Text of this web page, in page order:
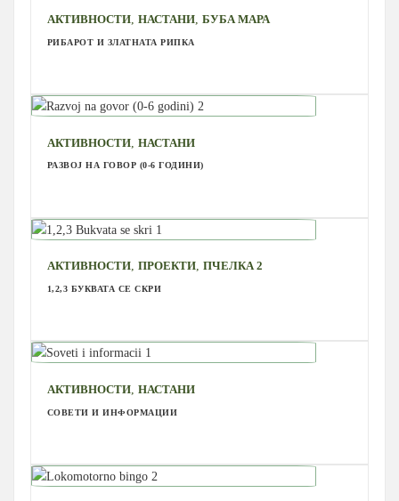
АКТИВНОСТИ, НАСТАНИ, БУБА МАРА
РИБАРОТ И ЗЛАТНАТА РИПКА
АКТИВНОСТИ, НАСТАНИ
РАЗВОЈ НА ГОВОР (0-6 ГОДИНИ)
АКТИВНОСТИ, ПРОЕКТИ, ПЧЕЛКА 2
1,2,3 БУКВАТА СЕ СКРИ
АКТИВНОСТИ, НАСТАНИ
СОВЕТИ И ИНФОРМАЦИИ